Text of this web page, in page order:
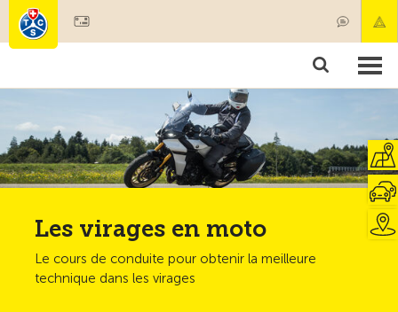
Produits & services
Les virages en moto
Le cours de conduite pour obtenir la meilleure
technique dans les virages